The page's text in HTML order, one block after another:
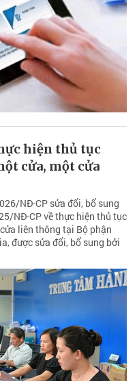
hiện thủ tục
cửa, một cửa
NĐ-CP sửa đổi, bổ sung
NĐ-CP về thực hiện thủ tục
liên thông tại Bộ phận
được sửa đổi, bổ sung bởi